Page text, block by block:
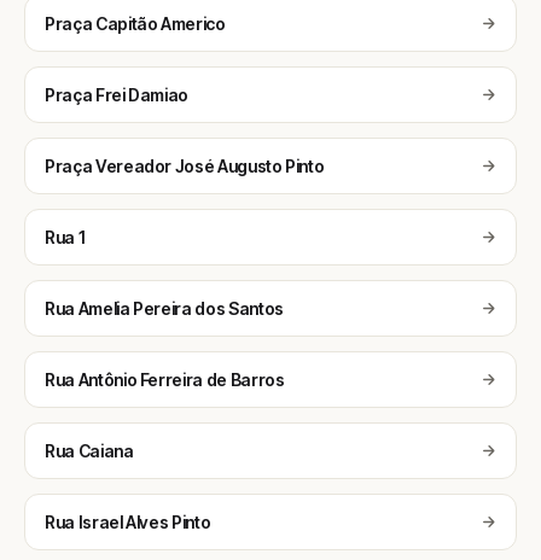
Praça Capitão Americo
Praça Frei Damiao
Praça Vereador José Augusto Pinto
Rua 1
Rua Amelia Pereira dos Santos
Rua Antônio Ferreira de Barros
Rua Caiana
Rua Israel Alves Pinto